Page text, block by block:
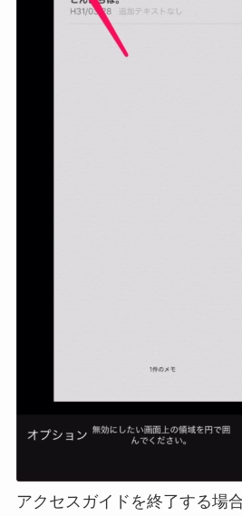
アクセスガイドを終了する場